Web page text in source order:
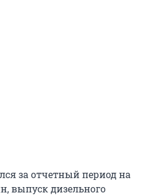
за отчетный период на
выпуск дизельного